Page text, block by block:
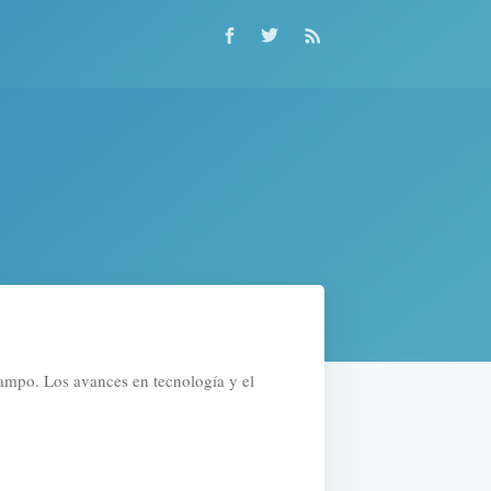
Los avances en tecnología y el